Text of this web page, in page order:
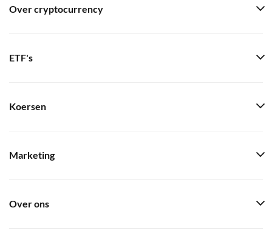
Over cryptocurrency
ETF's
Koersen
Marketing
Over ons